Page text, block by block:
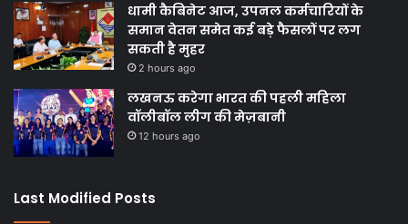
धामी कैबिनेट आज, उपनल कर्मचारियों के
समान वेतन समेत कई बड़े फैसलों पर लग
सकती है मुहर
2 hours ago
लखनऊ करेगा भारत की पहली महिला
वॉलीबॉल लीग की मेज़बानी
12 hours ago
Last Modified Posts